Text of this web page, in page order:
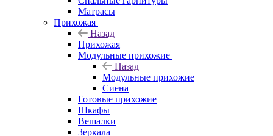
Матрасы
Прихожая
Назад
Прихожая
Модульные прихожие
Назад
Модульные прихожие
Сиена
Готовые прихожие
Шкафы
Вешалки
Зеркала